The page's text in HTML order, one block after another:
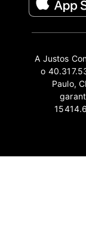
A Justos
o
Paulo,